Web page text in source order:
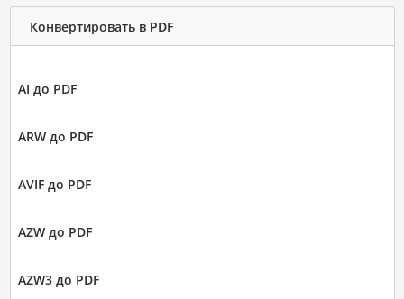
Конвертировать в PDF
AI до PDF
ARW до PDF
AVIF до PDF
AZW до PDF
AZW3 до PDF